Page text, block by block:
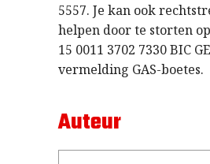
5557. Je kan ook
helpen door te storten
15 0011 3702 7330 BIC
vermelding GAS-boetes.
Auteur